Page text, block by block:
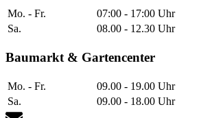
Mo. - Fr.
07:00 - 17:00 Uhr
Sa.
08.00 - 12.30 Uhr
Baumarkt & Gartencenter
Mo. - Fr.
09.00 - 19.00 Uhr
Sa.
09.00 - 18.00 Uhr